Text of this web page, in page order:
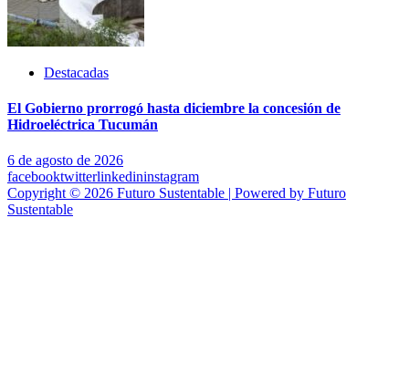
Destacadas
El Gobierno prorrogó hasta diciembre la concesión de
Hidroeléctrica Tucumán
6 de agosto de 2026
facebooktwitterlinkedininstagram
Copyright © 2026 Futuro Sustentable | Powered by Futuro
Sustentable